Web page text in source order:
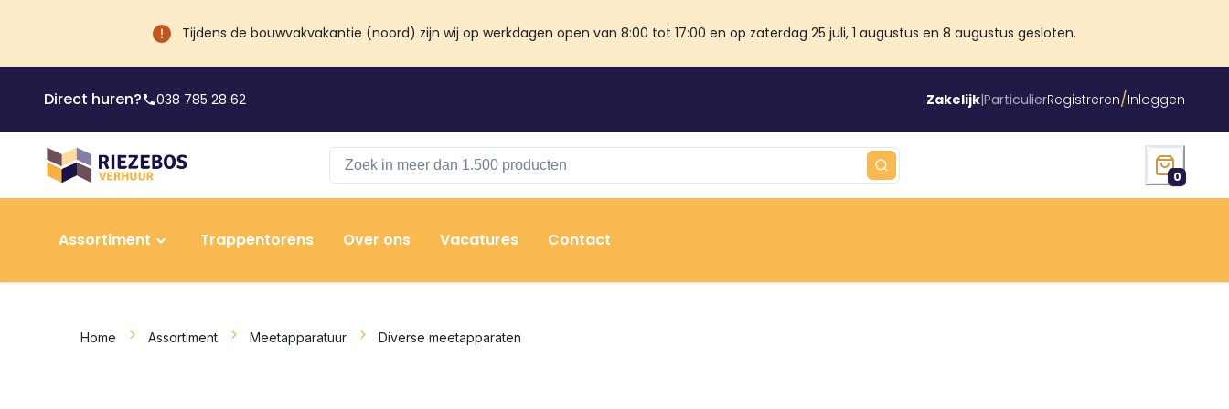
Tijdens de bouwvakvakantie (noord) zijn wij op werkdagen open van 8:00 tot 17:00 en op zaterdag 25 juli, 1 augustus en 8 augustus gesloten.
Direct huren? 038 785 28 62 Zakelijk|ParticulierRegistreren/Inloggen
0
Assortiment Trappentorens Over ons Vacatures Contact
Home Assortiment Meetapparatuur Diverse meetapparaten